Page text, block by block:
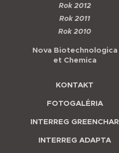
Rok 2012
Rok 2011
Rok 2010
Nova Biotechnologica
et Chemica
KONTAKT
FOTOGALÉRIA
INTERREG GREENCHAR
INTERREG ADAPTA